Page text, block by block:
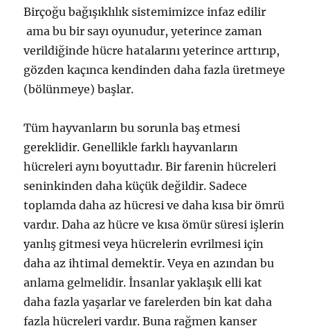
Birçoğu bağışıklılık sistemimizce infaz edilir
ama bu bir sayı oyunudur, yeterince zaman
verildiğinde hücre hatalarını yeterince arttırıp,
gözden kaçınca kendinden daha fazla üretmeye
(bölünmeye) başlar.
Tüm hayvanların bu sorunla baş etmesi
gereklidir. Genellikle farklı hayvanların
hücreleri aynı boyuttadır. Bir farenin hücreleri
seninkinden daha küçük değildir. Sadece
toplamda daha az hücresi ve daha kısa bir ömrü
vardır. Daha az hücre ve kısa ömür süresi işlerin
yanlış gitmesi veya hücrelerin evrilmesi için
daha az ihtimal demektir. Veya en azından bu
anlama gelmelidir. İnsanlar yaklaşık elli kat
daha fazla yaşarlar ve farelerden bin kat daha
fazla hücreleri vardır. Buna rağmen kanser